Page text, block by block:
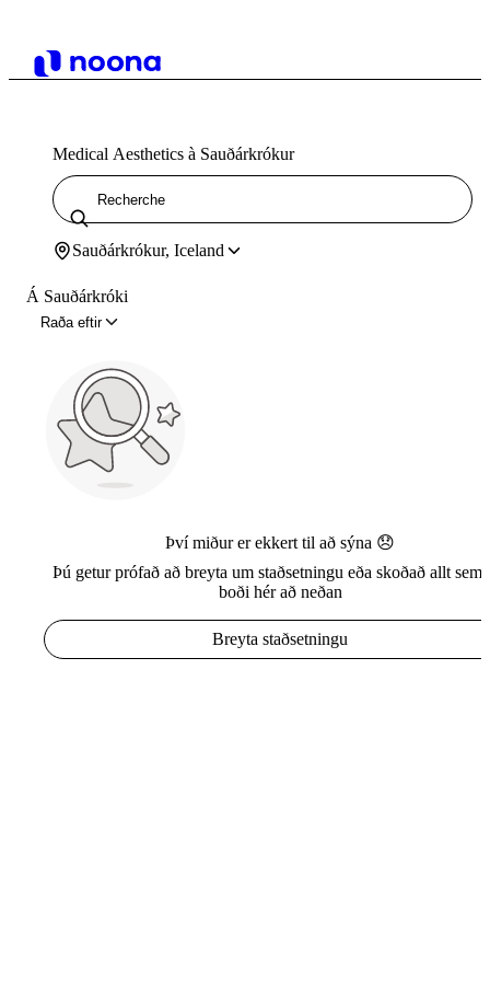
Medical Aesthetics à Sauðárkrókur
Sauðárkrókur, Iceland
Á Sauðárkróki
Raða eftir
Því miður er ekkert til að sýna 😞
Þú getur prófað að breyta um staðsetningu eða skoðað allt sem
boði hér að neðan
Breyta staðsetningu